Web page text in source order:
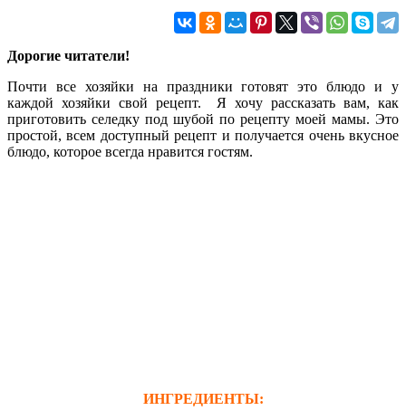
Дорогие читатели!
Почти все хозяйки на праздники готовят это блюдо и у
каждой хозяйки свой рецепт. Я хочу рассказать вам, как
приготовить селедку под шубой по рецепту моей мамы. Это
простой, всем доступный рецепт и получается очень вкусное
блюдо, которое всегда нравится гостям.
ИНГРЕДИЕНТЫ: